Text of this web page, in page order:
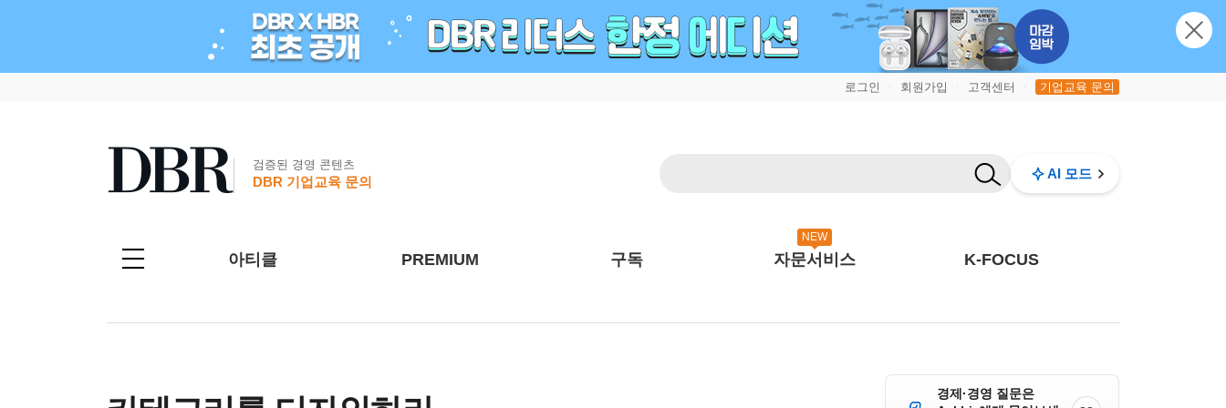
로그인 회원가입 고객센터 기업교육 문의
검증된 경영 콘텐츠
DBR 기업교육 문의
AI 모드
아티클 PREMIUM 구독
NEW
자문서비스 K-FOCUS
경제·경영 질문은